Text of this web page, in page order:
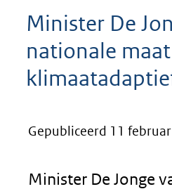
Minister De
nationale
Gepubliceerd 11
Minister De Jonge